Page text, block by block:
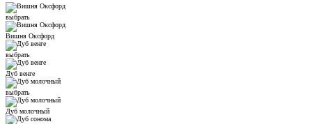
выбрать
Вишня Оксфорд
выбрать
Дуб венге
выбрать
Дуб молочный